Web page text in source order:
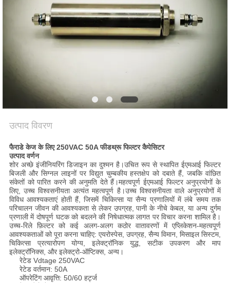
उत्पाद विवरण
फैराडे केज के लिए 250VAC 50A फीडथ्रू फिल्टर कैपेसिटर
उत्पाद वर्णन
शोर अच्छे इंजीनियरिंग डिजाइन का दुश्मन है।उचित रूप से स्थापित ईएमआई फिल्टर
बिजली और सिग्नल लाइनों पर विद्युत चुम्बकीय हस्तक्षेप को दबाते हैं, जबकि वांछित
संकेतों को पारित करने की अनुमति देते हैं।महत्वपूर्ण ईएमआई फिल्टर अनुप्रयोगों के
लिए, उच्च विश्वसनीयता अत्यंत महत्वपूर्ण है।उच्च विश्वसनीयता वाले अनुप्रयोगों में
विविध आवश्यकताएं होती हैं, जिसमें चिकित्सा या सैन्य प्रणालियों में लंबे समय तक
परिचालन जीवन की आवश्यकता से लेकर उपग्रह, पानी के नीचे केबल, या अन्य दुर्गम
प्रणाली में दोषपूर्ण घटक को बदलने की निषेधात्मक लागत पर विचार करना शामिल है।
उच्च-रिले फ़िल्टर को कई अलग-अलग कठोर वातावरणों में एप्लिकेशन-महत्वपूर्ण
आवश्यकताओं को पूरा करना चाहिए: एयरोस्पेस, उपग्रह, सैन्य विमान, मिसाइल सिस्टम,
चिकित्सा प्रत्यारोपण योग्य, इलेक्ट्रॉनिक युद्ध, सटीक उपकरण और माप
इलेक्ट्रॉनिक्स, और इलेक्ट्रो-ऑप्टिक्स, अन्य।
रेटेड Vdtage 250VAC
रेटेड वर्तमान: 50A
ऑपरेटिंग आवृत्ति: 50/60 हर्ट्ज